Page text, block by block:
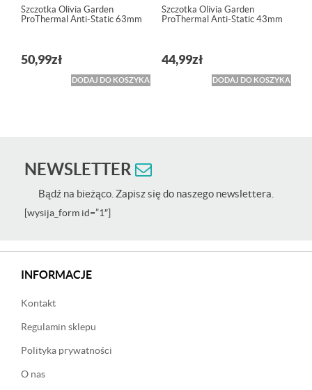
Szczotka Olivia Garden
ProThermal Anti-Static 63mm
50,99zł
DODAJ DO KOSZYKA
Szczotka Olivia Garden
ProThermal Anti-Static 43mm
44,99zł
DODAJ DO KOSZYKA
NEWSLETTER
Bądź na bieżąco. Zapisz się do naszego newslettera.
[wysija_form id=”1″]
INFORMACJE
Kontakt
Regulamin sklepu
Polityka prywatności
O nas